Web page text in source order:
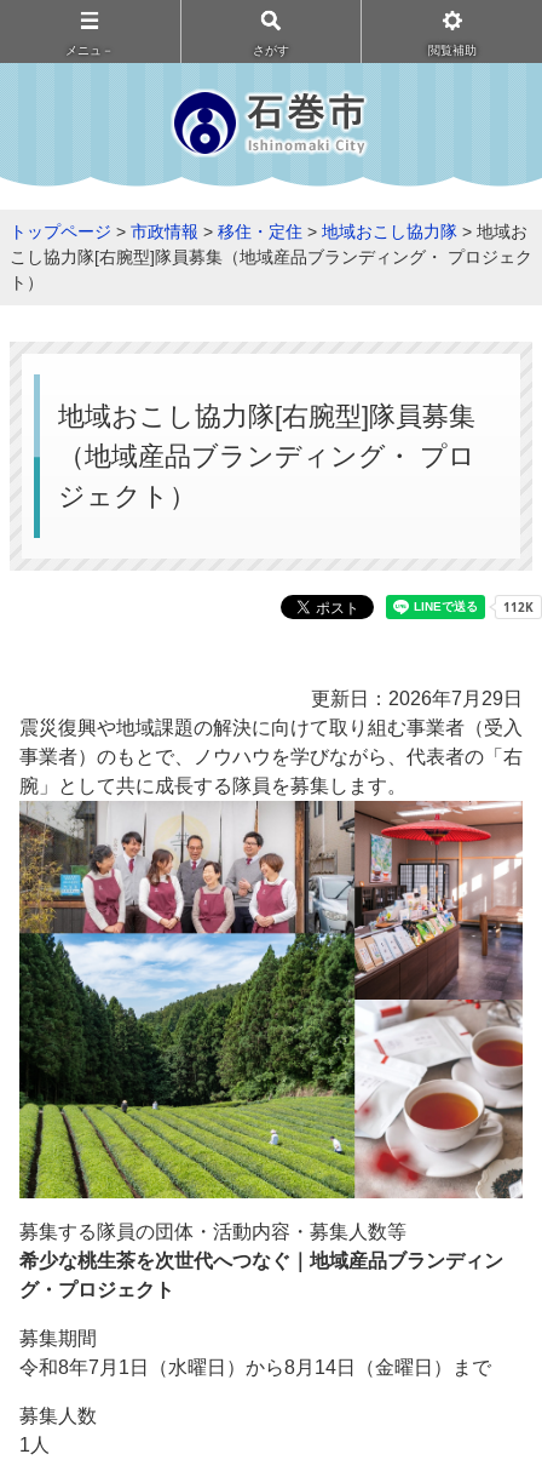
メニュ－ さがす 閲覧補助
トップページ > 市政情報 > 移住・定住 > 地域おこし協力隊 > 地域お
こし協力隊[右腕型]隊員募集（地域産品ブランディング・ プロジェク
ト）
地域おこし協力隊[右腕型]隊員募集
（地域産品ブランディング・ プロ
ジェクト）
更新日：2026年7月29日
震災復興や地域課題の解決に向けて取り組む事業者（受入
事業者）のもとで、ノウハウを学びながら、代表者の「右
腕」として共に成長する隊員を募集します。
募集する隊員の団体・活動内容・募集人数等
希少な桃生茶を次世代へつなぐ｜地域産品ブランディン
グ・プロジェクト
募集期間
令和8年7月1日（水曜日）から8月14日（金曜日）まで
募集人数
1人